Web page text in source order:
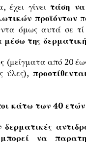
έχει γίνειτάση να
προϊόντων
όμως αυτά σε
της
(μείγματα από 20
ύλες),
κάτω των 40
να